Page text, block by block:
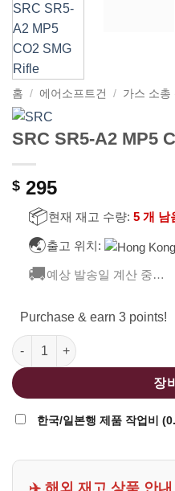
홈 / 에어소프트건 / 가스 소총
SRC SR5-A2 MP5
$ 295
📦현재 재고 수량: 5 개 남
🌏출고 위치:
🚚예상 발송일 계산 중…
Purchase & earn 3 points!
SRC SR5-A2 MP5 CO2 SMG
장
한국/일본행 제품 작업비